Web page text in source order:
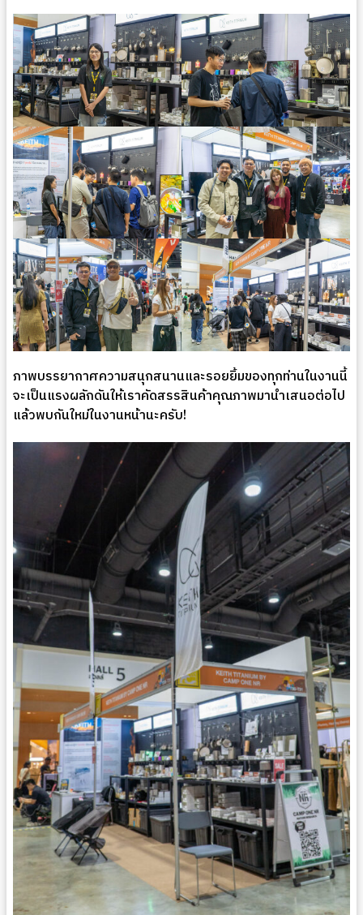
ภาพบรรยากาศความสนุกสนานและรอยยิ้มของทุกท่านในงานนี้
จะเป็นแรงผลักดันให้เราคัดสรรสินค้าคุณภาพมานำเสนอต่อไป
แล้วพบกันใหม่ในงานหน้านะครับ!